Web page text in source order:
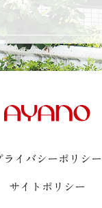
ライバシーポリシー
サイトポリシー